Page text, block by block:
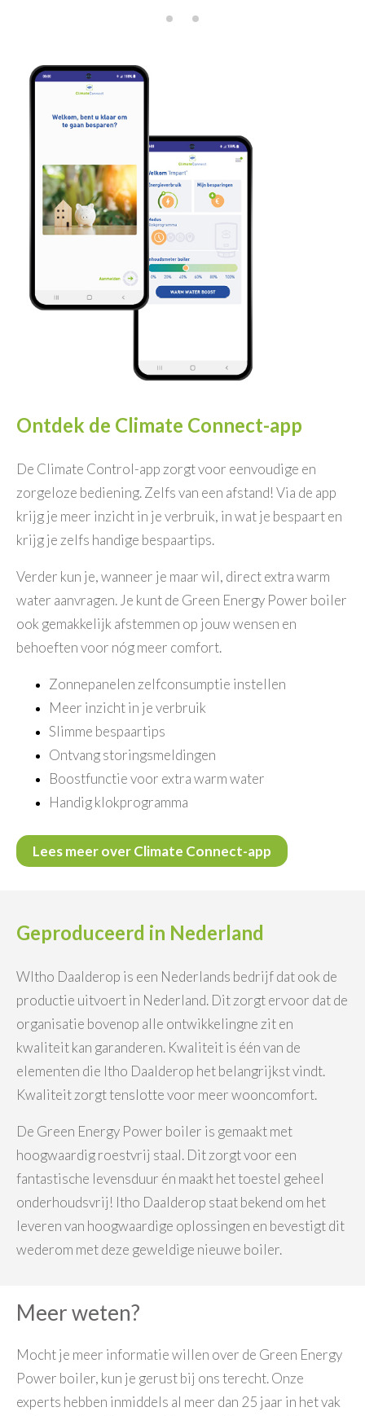
Ontdek de Climate Connect-app
De Climate Control-app zorgt voor eenvoudige en
zorgeloze bediening. Zelfs van een afstand! Via de app
krijg je meer inzicht in je verbruik, in wat je bespaart en
krijg je zelfs handige bespaartips.
Verder kun je, wanneer je maar wil, direct extra warm
water aanvragen. Je kunt de Green Energy Power boiler
ook gemakkelijk afstemmen op jouw wensen en
behoeften voor nóg meer comfort.
Zonnepanelen zelfconsumptie instellen
Meer inzicht in je verbruik
Slimme bespaartips
Ontvang storingsmeldingen
Boostfunctie voor extra warm water
Handig klokprogramma
Lees meer over Climate Connect-app
Geproduceerd in Nederland
WItho Daalderop is een Nederlands bedrijf dat ook de
productie uitvoert in Nederland. Dit zorgt ervoor dat de
organisatie bovenop alle ontwikkelingne zit en
kwaliteit kan garanderen. Kwaliteit is één van de
elementen die Itho Daalderop het belangrijkst vindt.
Kwaliteit zorgt tenslotte voor meer wooncomfort.
De Green Energy Power boiler is gemaakt met
hoogwaardig roestvrij staal. Dit zorgt voor een
fantastische levensduur én maakt het toestel geheel
onderhoudsvrij! Itho Daalderop staat bekend om het
leveren van hoogwaardige oplossingen en bevestigt dit
wederom met deze geweldige nieuwe boiler.
Meer weten?
Mocht je meer informatie willen over de Green Energy
Power boiler, kun je gerust bij ons terecht. Onze
experts hebben inmiddels al meer dan 25 jaar in het vak